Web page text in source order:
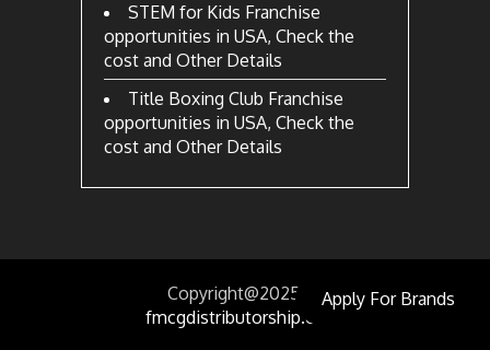
STEM for Kids Franchise
opportunities in USA, Check the
cost and Other Details
Title Boxing Club Franchise
opportunities in USA, Check the
cost and Other Details
Copyright@2025
fmcgdistributorship.com.
Apply For Brands